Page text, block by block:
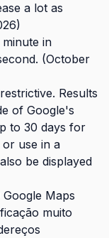
a lot as
in
(October
Results
of Google's
to 30 days for
use in a
be displayed
Google Maps
muito